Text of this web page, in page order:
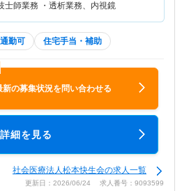
士師業務 ・透析業務、内視鏡
勤可 住宅手当・補助
新の募集状況を問い合わせる
詳細を見る
社会医療法人松本快生会の求人一覧
更新日：2026/06/24 求人番号：9093599